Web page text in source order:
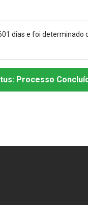
dias e foi
Processo